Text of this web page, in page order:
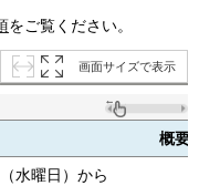
をご覧ください。
画面サイズで表示
概要
水曜日）から